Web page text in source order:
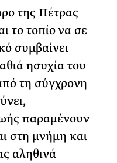
της Πέτρας
το τοπίο να σε
συμβαίνει
ησυχία του
τη σύγχρονη
παραμένουν
στη μνήμη και
αληθινά